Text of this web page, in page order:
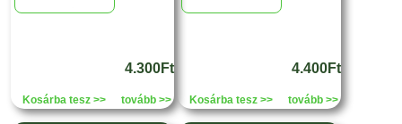
4.300Ft
Kosárba tesz >> tovább >>
4.400Ft
Kosárba tesz >> tovább >>